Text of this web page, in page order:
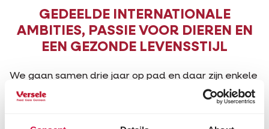
GEDEELDE INTERNATIONALE
AMBITIES, PASSIE VOOR DIEREN EN
EEN GEZONDE LEVENSSTIJL
We gaan samen drie jaar op pad en daar zijn enkele
goede redenen voor:
meer dan 90 jaar geschiedenis in Deinze en